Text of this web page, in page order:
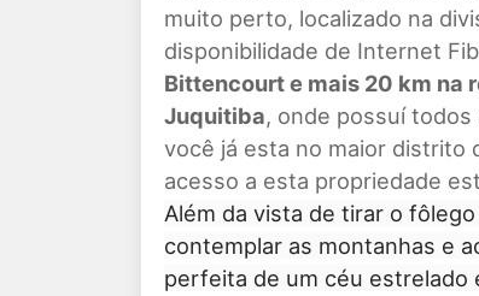
muito perto, localizado na
disponibilidade de Internet
Bittencourt e mais 20 km na
Juquitiba, onde possuí
você já esta no maior distrito
acesso a esta propriedade
Além da vista de tirar o
contemplar as montanhas e
perfeita de um céu estrelado